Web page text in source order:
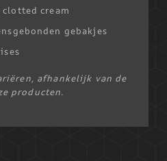
clotted cream
gebakjes
afhankelijk van de
producten.